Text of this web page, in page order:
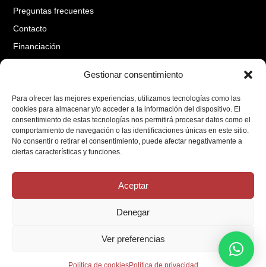
Gestionar consentimiento
Para ofrecer las mejores experiencias, utilizamos tecnologías como las
cookies para almacenar y/o acceder a la información del dispositivo. El
consentimiento de estas tecnologías nos permitirá procesar datos como el
comportamiento de navegación o las identificaciones únicas en este sitio.
No consentir o retirar el consentimiento, puede afectar negativamente a
ciertas características y funciones.
Aceptar
Denegar
Ver preferencias
Política de cookiesPolítica de privacidad
Preguntas frecuentes
Contacto
Financiación
Política de cookies
Cambios y Devoluciones
Mi cuenta
Financiado por la Unión Europea-Next Generation EU